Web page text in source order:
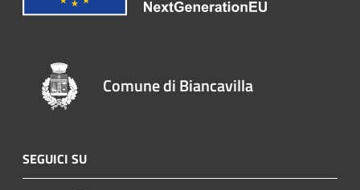
Comune di Biancavilla
SEGUICI SU